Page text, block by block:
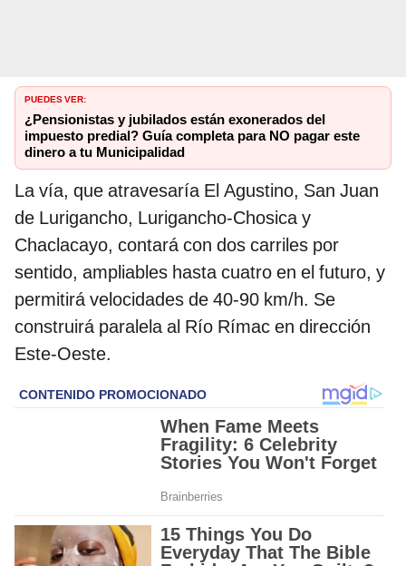
PUEDES VER:
¿Pensionistas y jubilados están exonerados del
impuesto predial? Guía completa para NO pagar este
dinero a tu Municipalidad
La vía, que atravesaría El Agustino, San Juan
de Lurigancho, Lurigancho-Chosica y
Chaclacayo, contará con dos carriles por
sentido, ampliables hasta cuatro en el futuro, y
permitirá velocidades de 40-90 km/h. Se
construirá paralela al Río Rímac en dirección
Este-Oeste.